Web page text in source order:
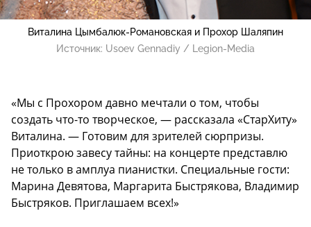
Виталина Цымбалюк-Романовская и Прохор Шаляпин
Источник: Usoev Gennadiy / Legion-Media
«Мы с Прохором давно мечтали о том, чтобы
создать что-то творческое, — рассказала «СтарХиту»
Виталина. — Готовим для зрителей сюрпризы.
Приоткрою завесу тайны: на концерте представлю
не только в амплуа пианистки. Специальные гости:
Марина Девятова, Маргарита Быстрякова, Владимир
Быстряков. Приглашаем всех!»